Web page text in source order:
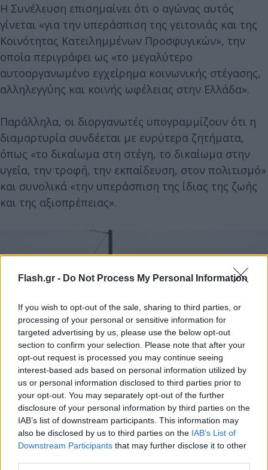
Flash.gr - Do Not Process My Personal Information
If you wish to opt-out of the sale, sharing to third parties, or
processing of your personal or sensitive information for
targeted advertising by us, please use the below opt-out
section to confirm your selection. Please note that after your
opt-out request is processed you may continue seeing
interest-based ads based on personal information utilized by
us or personal information disclosed to third parties prior to
your opt-out. You may separately opt-out of the further
disclosure of your personal information by third parties on the
IAB’s list of downstream participants. This information may
also be disclosed by us to third parties on the IAB’s List of
Downstream Participants that may further disclose it to other
Η Συνέλευση επισημαίνει ότι ο αγώνας αυτός
γίνεται «για την υπεράσπιση της γειτονιάς και της
Κοινότητας Κατειλημμένων Προσφυγικών», την
οποία περιγράφει ως «το μεγαλύτερο
αυτοοργανωμένο εγχείρημα κοινωνικής στέγασης,
αλληλεγγύης και κοινής ωφέλειας στην Ελλάδα».
Παράλληλα, οι διοργανωτές υπογραμμίζουν ότι η
διαμαρτυρία συνδέεται με ευρύτερα ζητήματα,
όπως «το δικαίωμα στη στέγη, το δικαίωμα στην
υγεία, την τροφή, την εκπαίδευση, στον πολιτισμό»
και συνολικά «την υπεράσπιση της ίδιας της ζωής
και της αξιοπρέπειας».
EUROKINISSI
Βασικά αιτήματα είναι η άμεση ακύρωση της